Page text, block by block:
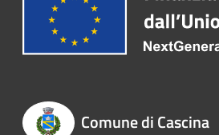
Comune di Cascina